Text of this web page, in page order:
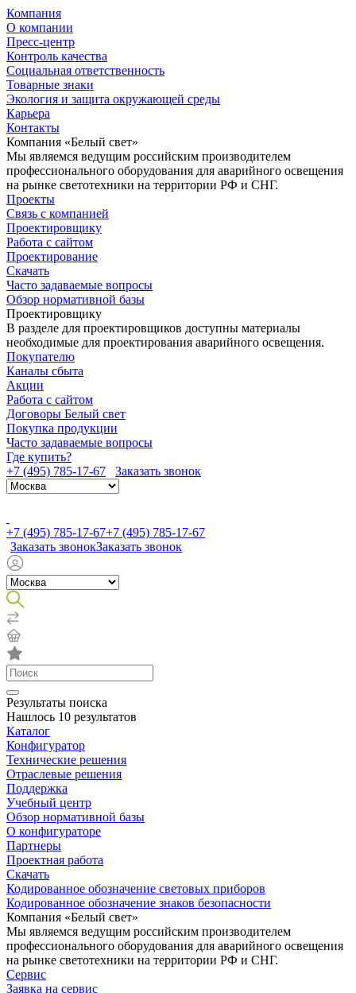
Компания
О компании
Пресс-центр
Контроль качества
Социальная ответственность
Товарные знаки
Экология и защита окружающей среды
Карьера
Контакты
Компания «Белый свет»
Мы являемся ведущим российским производителем
профессионального оборудования для аварийного освещения
на рынке светотехники на территории РФ и СНГ.
Проекты
Связь с компанией
Проектировщику
Работа с сайтом
Проектирование
Скачать
Часто задаваемые вопросы
Обзор нормативной базы
Проектировщику
В разделе для проектировщиков доступны материалы
необходимые для проектирования аварийного освещения.
Покупателю
Каналы сбыта
Акции
Работа с сайтом
Договоры Белый свет
Покупка продукции
Часто задаваемые вопросы
Где купить?
+7 (495) 785-17-67
Заказать звонок
+7 (495) 785-17-67+7 (495) 785-17-67
Заказать звонокЗаказать звонок
Результаты поиска
Нашлось 10 результатов
Каталог
Конфигуратор
Технические решения
Отраслевые решения
Поддержка
Учебный центр
Обзор нормативной базы
О конфигураторе
Партнеры
Проектная работа
Скачать
Кодированное обозначение световых приборов
Кодированное обозначение знаков безопасности
Компания «Белый свет»
Мы являемся ведущим российским производителем
профессионального оборудования для аварийного освещения
на рынке светотехники на территории РФ и СНГ.
Сервис
Заявка на сервис